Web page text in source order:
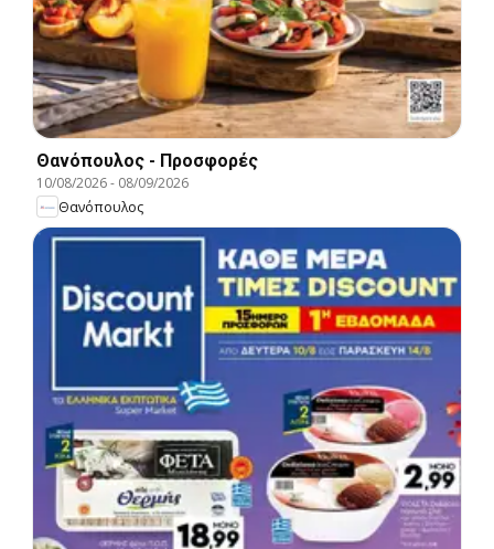
Θανόπουλος - Προσφορές
10/08/2026- 08/09/2026
Θανόπουλος